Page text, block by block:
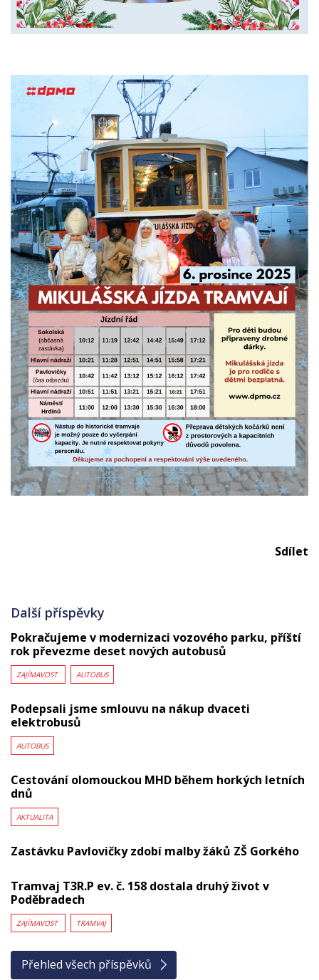
Sdílet
Další příspěvky
Pokračujeme v modernizaci vozového parku, příští
rok převezme deset nových autobusů
ZAJÍMAVOST AUTOBUS
Podepsali jsme smlouvu na nákup dvaceti
elektrobusů
AUTOBUS
Cestování olomouckou MHD během horkých letních
dnů
AKTUALITA
Zastávku Pavlovičky zdobí malby žáků ZŠ Gorkého
Tramvaj T3R.P ev. č. 158 dostala druhý život v
Poděbradech
ZAJÍMAVOST TRAMVAJ
Přehled všech příspěvků